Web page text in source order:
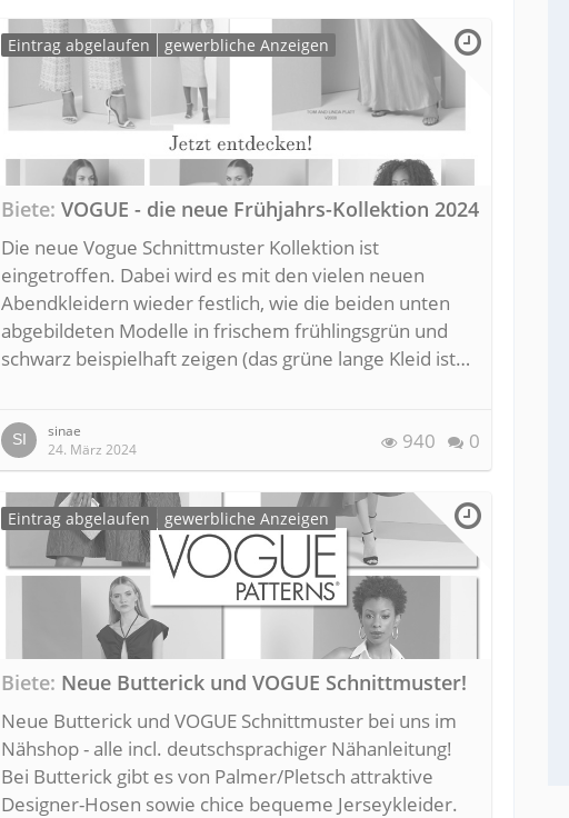
Eintrag abgelaufen gewerbliche Anzeigen
Biete VOGUE - die neue Frühjahrs-Kollektion 2024
Die neue Vogue Schnittmuster Kollektion ist
eingetroffen. Dabei wird es mit den vielen neuen
Abendkleidern wieder festlich, wie die beiden unten
abgebildeten Modelle in frischem frühlingsgrün und
schwarz beispielhaft zeigen (das grüne lange Kleid ist…
sinae
24. März 2024
940 0
Eintrag abgelaufen gewerbliche Anzeigen
Biete Neue Butterick und VOGUE Schnittmuster!
Neue Butterick und VOGUE Schnittmuster bei uns im
Nähshop - alle incl. deutschsprachiger Nähanleitung!
Bei Butterick gibt es von Palmer/Pletsch attraktive
Designer-Hosen sowie chice bequeme Jerseykleider.